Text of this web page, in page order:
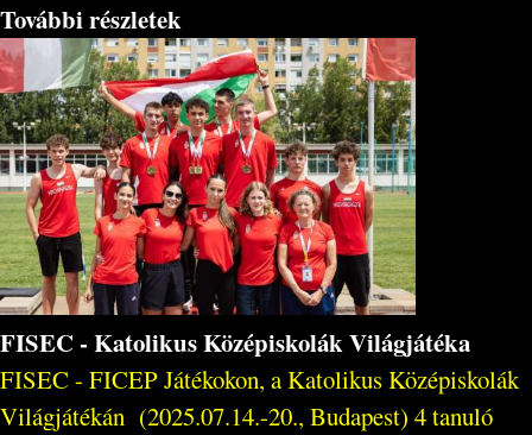
További részletek
FISEC - Katolikus Középiskolák Világjátéka
FISEC - FICEP Játékokon, a Katolikus Középiskolák
Világjátékán (2025.07.14.-20., Budapest) 4 tanuló